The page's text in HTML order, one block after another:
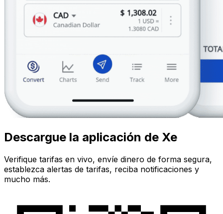
Descargue la aplicación de Xe
Verifique tarifas en vivo, envíe dinero de forma segura,
establezca alertas de tarifas, reciba notificaciones y
mucho más.